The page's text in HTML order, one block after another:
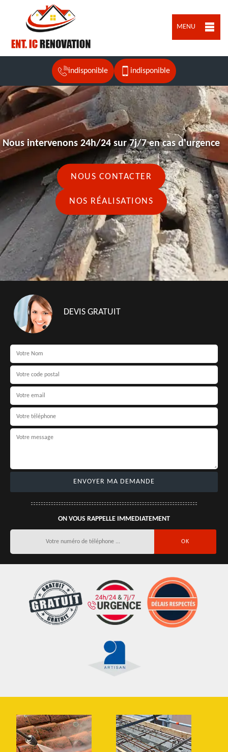
MENU
indisponible indisponible
Nous intervenons 24h/24 sur 7j/7 en cas d'urgence
NOUS CONTACTER
NOS RÉALISATIONS
DEVIS GRATUIT
ON VOUS RAPPELLE IMMEDIATEMENT